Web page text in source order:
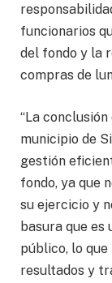
funcionarios
del fondo y la
compras de
“La
municipio de
gestión
fondo, ya que
su ejercicio y
basura que es
público, lo
resultados y